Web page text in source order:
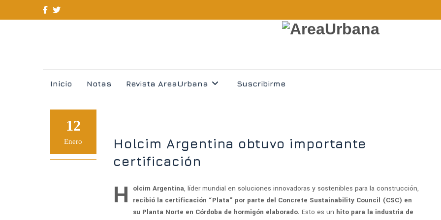
Inicio Notas Revista AreaUrbana Suscribirme
12
Enero
Holcim Argentina obtuvo importante
certificación
H olcim Argentina, líder mundial en soluciones innovadoras y sostenibles para la construcción,
recibió la certificación “Plata” por parte del Concrete Sustainability Council (CSC) en
su Planta Norte en Córdoba de hormigón elaborado. Esto es un hito para la industria de